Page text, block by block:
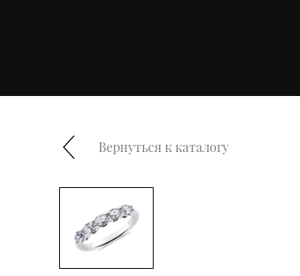
Вернуться к каталогу